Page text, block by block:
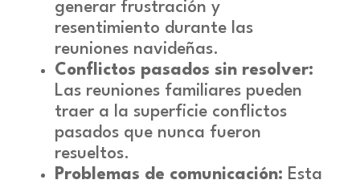
generar frustración y
resentimiento durante las
reuniones navideñas.
Conflictos pasados sin resolver:
Las reuniones familiares pueden
traer a la superficie conflictos
pasados que nunca fueron
resueltos.
Problemas de comunicación: Esta